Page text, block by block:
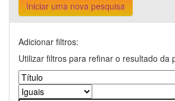
Iniciar uma nova pesquisa
Adicionar filtros:
Utilizar filtros para refinar o resultado da